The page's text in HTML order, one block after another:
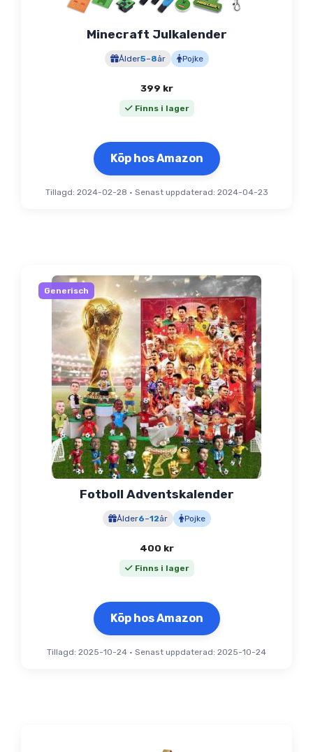
Minecraft Julkalender
Ålder5–8år Pojke
399 kr
Finns i lager
Köp hos Amazon
Tillagd: 2024-02-28 • Senast uppdaterad: 2024-04-23
Generisch
Fotboll Adventskalender
Ålder6–12år Pojke
400 kr
Finns i lager
Köp hos Amazon
Tillagd: 2025-10-24 • Senast uppdaterad: 2025-10-24